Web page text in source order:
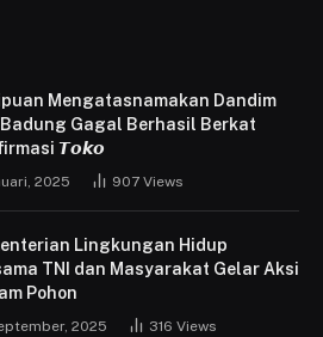
Mengatasnamakan Dandim
Badung Gagal Berhasil Berkat
𝙏𝙤𝙠𝙤
2025 907 Views
Lingkungan Hidup
TNI dan Masyarakat Gelar Aksi
Pohon
2025 316 Views